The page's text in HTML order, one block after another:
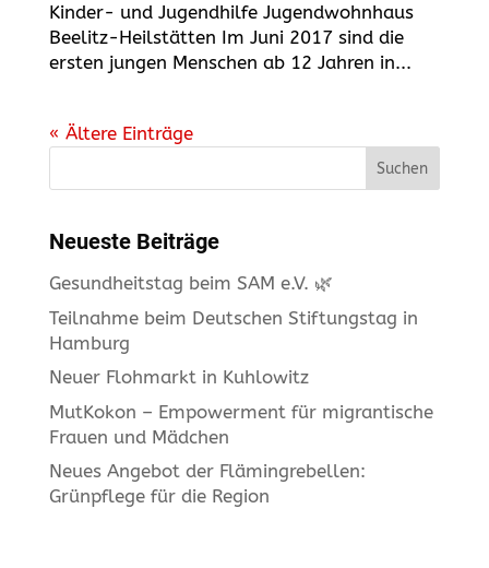
Kinder- und Jugendhilfe Jugendwohnhaus
Beelitz-Heilstätten Im Juni 2017 sind die
ersten jungen Menschen ab 12 Jahren in...
« Ältere Einträge
Suchen
Neueste Beiträge
Gesundheitstag beim SAM e.V. 🌿
Teilnahme beim Deutschen Stiftungstag in
Hamburg
Neuer Flohmarkt in Kuhlowitz
MutKokon – Empowerment für migrantische
Frauen und Mädchen
Neues Angebot der Flämingrebellen:
Grünpflege für die Region